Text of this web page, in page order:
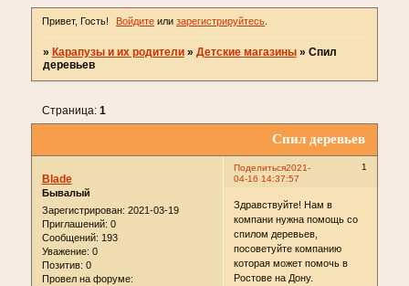
Привет, Гость! Войдите илизарегистрируйтесь
» Карапузы и их родители » Детские магазины » Спил
деревьев
Спил деревьев
Страница: 1
Поделиться 1
2021-
04-16 14:37:57
Blade
Бывалый
Зарегистрирован: 2021-03-19
Приглашений: 0
Сообщений: 193
Уважение: 0
Позитив: 0
Провел на форуме:
Здравствуйте! Нам в
компани нужна помощь со
спилом деревьев,
посоветуйте компанию
которая может помочь в
Ростове на Дону.